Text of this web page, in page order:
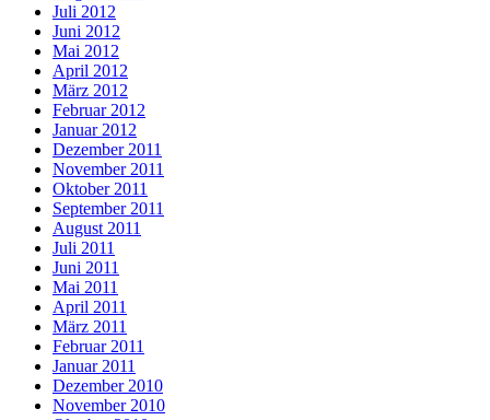
Juli 2012
Juni 2012
Mai 2012
April 2012
März 2012
Februar 2012
Januar 2012
Dezember 2011
November 2011
Oktober 2011
September 2011
August 2011
Juli 2011
Juni 2011
Mai 2011
April 2011
März 2011
Februar 2011
Januar 2011
Dezember 2010
November 2010